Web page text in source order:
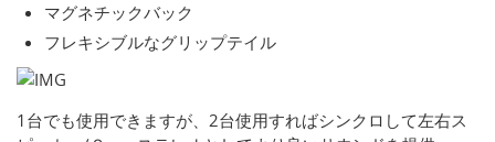
マグネチックバック
フレキシブルなグリップテイル
1台でも使用できますが、2台使用すればシンクロして左右ス